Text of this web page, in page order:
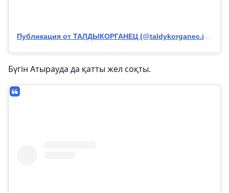
Публикация от ТАЛДЫКОРГАНЕЦ (@taldykorganec.insta)
Бүгін Атырауда да қатты жел соқты.